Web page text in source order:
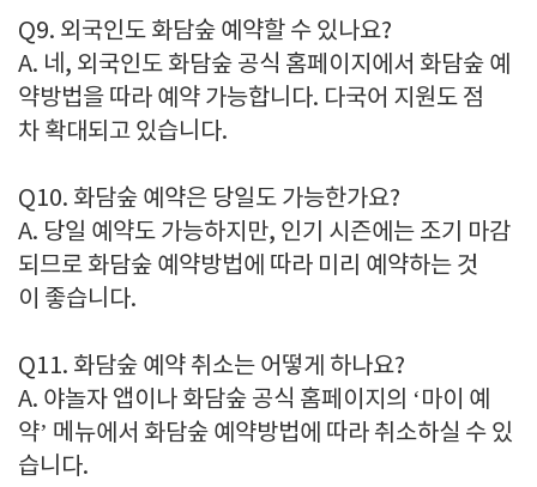
Q9. 외국인도 화담숲 예약할 수 있나요?
A. 네, 외국인도 화담숲 공식 홈페이지에서 화담숲 예
약방법을 따라 예약 가능합니다. 다국어 지원도 점
차 확대되고 있습니다.
Q10. 화담숲 예약은 당일도 가능한가요?
A. 당일 예약도 가능하지만, 인기 시즌에는 조기 마감
되므로 화담숲 예약방법에 따라 미리 예약하는 것
이 좋습니다.
Q11. 화담숲 예약 취소는 어떻게 하나요?
A. 야놀자 앱이나 화담숲 공식 홈페이지의 ‘마이 예
약’ 메뉴에서 화담숲 예약방법에 따라 취소하실 수 있
습니다.